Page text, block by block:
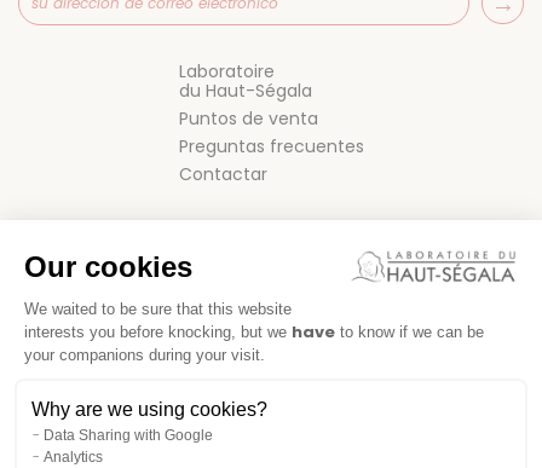
Laboratoire
du Haut-Ségala
Puntos de venta
Preguntas frecuentes
Contactar
NOTAS LEGALES
Our cookies
We waited to be sure that this website
interests you before knocking, but we have to know if we can be
your companions during your visit.
Why are we using cookies?
Data Sharing with Google
Analytics